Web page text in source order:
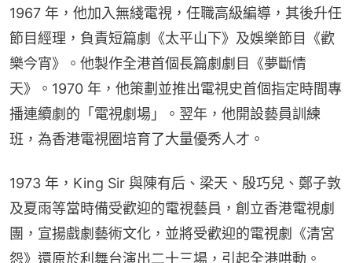
1967 年，他加入無綫電視，任職高級編導，其後升任
節目經理，負責短篇劇《太平山下》及娛樂節目《歡
樂今宵》。他製作全港首個長篇劇劇目《夢斷情
天》。1970 年，他策劃並推出電視史首個指定時間專
播連續劇的「電視劇場」。翌年，他開設藝員訓練
班，為香港電視圈培育了大量優秀人才。
1973 年，King Sir 與陳有后、梁天、殷巧兒、鄭子敦
及夏雨等當時備受歡迎的電視藝員，創立香港電視劇
團，宣揚戲劇藝術文化，並將受歡迎的電視劇《清宮
怨》還原於利舞台演出二十三場，引起全港哄動。